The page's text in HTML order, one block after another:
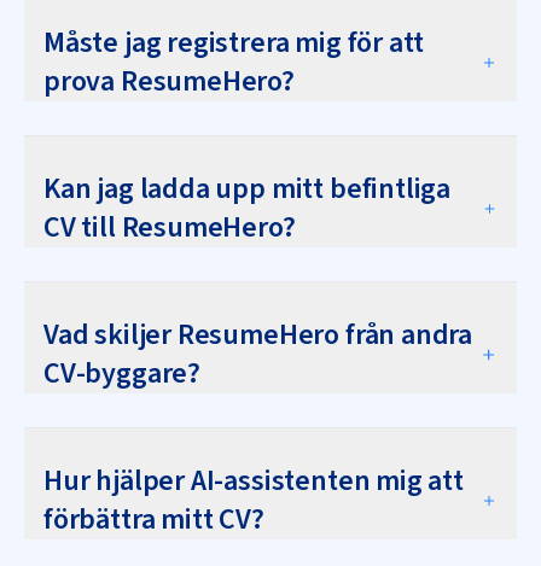
Måste jag registrera mig för att
prova ResumeHero?
Kan jag ladda upp mitt befintliga
CV till ResumeHero?
Vad skiljer ResumeHero från andra
CV-byggare?
Hur hjälper AI-assistenten mig att
förbättra mitt CV?